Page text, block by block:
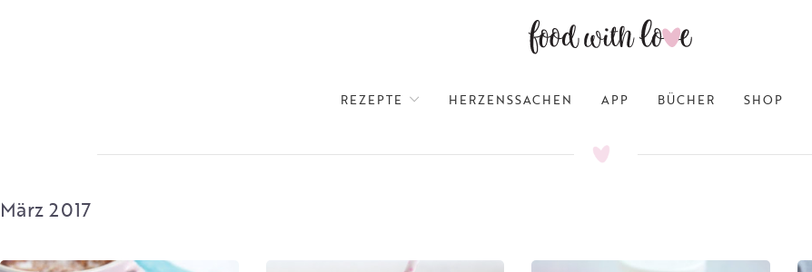
REZEPTE HERZENSSACHEN APP BÜCHER SHOP
März 2017